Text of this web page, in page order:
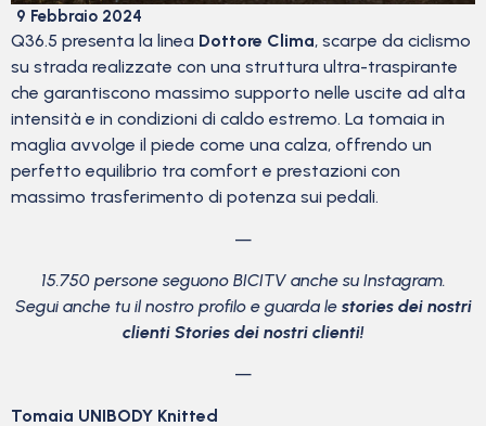
9 Febbraio 2024
Q36.5 presenta la linea Dottore Clima, scarpe da ciclismo
su strada realizzate con una struttura ultra-traspirante
che garantiscono massimo supporto nelle uscite ad alta
intensità e in condizioni di caldo estremo. La tomaia in
maglia avvolge il piede come una calza, offrendo un
perfetto equilibrio tra comfort e prestazioni con
massimo trasferimento di potenza sui pedali.
—
15.750 persone seguono BICITV anche su Instagram.
Segui anche tu il nostro profilo e guarda le stories dei nostri
clienti Stories dei nostri clienti!
—
Tomaia UNIBODY Knitted